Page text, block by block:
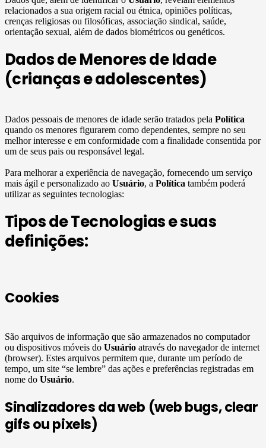
relacionados a sua origem racial ou étnica, opiniões políticas,
crenças religiosas ou filosóficas, associação sindical, saúde,
orientação sexual, além de dados biométricos ou genéticos.
Dados de Menores de Idade
(crianças e adolescentes)
Dados pessoais de menores de idade serão tratados pela Política
quando os menores figurarem como dependentes, sempre no seu
melhor interesse e em conformidade com a finalidade consentida por
um de seus pais ou responsável legal.
Para melhorar a experiência de navegação, fornecendo um serviço
mais ágil e personalizado ao Usuário, a Política também poderá
utilizar as seguintes tecnologias:
Tipos de Tecnologias e suas
definições:
Cookies
São arquivos de informação que são armazenados no computador
ou dispositivos móveis do Usuário através do navegador de internet
(browser). Estes arquivos permitem que, durante um período de
tempo, um site “se lembre” das ações e preferências registradas em
nome do Usuário.
Sinalizadores da web (web bugs, clear
gifs ou pixels)